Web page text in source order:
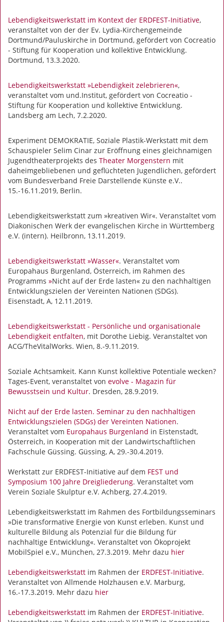
Lebendigkeitswerkstatt im Kontext der ERDFEST-Initiative,
veranstaltet von der der Ev. Lydia-Kirchengemeinde
Dortmund/Pauluskirche in Dortmund, gefördert von Cocreatio
- Stiftung für Kooperation und kollektive Entwicklung.
Dortmund, 13.3.2020.
Lebendigkeitswerkstatt »Lebendigkeit zelebrieren«,
veranstaltet vom und.Institut, gefördert von Cocreatio -
Stiftung für Kooperation und kollektive Entwicklung.
Landsberg am Lech, 7.2.2020.
Experiment DEMOKRATIE, Soziale Plastik-Werkstatt mit dem
Schauspieler Selim Cinar zur Eröffnung eines gleichnamigen
Jugendtheaterprojekts des Theater Morgenstern mit
daheimgebliebenen und geflüchteten Jugendlichen, gefördert
vom Bundesverband Freie Darstellende Künste e.V..
15.-16.11.2019, Berlin.
Lebendigkeitswerkstatt zum »kreativen Wir«. Veranstaltet vom
Diakonischen Werk der evangelischen Kirche in Württemberg
e.V. (intern). Heilbronn, 13.11.2019.
Lebendigkeitswerkstatt »Wasser«. Veranstaltet vom
Europahaus Burgenland, Österreich, im Rahmen des
Programms »Nicht auf der Erde lasten« zu den nachhaltigen
Entwicklungszielen der Vereinten Nationen (SDGs).
Eisenstadt, A, 12.11.2019.
Lebendigkeitswerkstatt - Persönliche und organisationale
Lebendigkeit entfalten, mit Dorothe Liebig. Veranstaltet von
ACG/TheVitalWorks. Wien, 8.-9.11.2019.
Soziale Achtsamkeit. Kann Kunst kollektive Potentiale wecken?
Tages-Event, veranstaltet von evolve - Magazin für
Bewusstsein und Kultur. Dresden, 28.9.2019.
Nicht auf der Erde lasten. Seminar zu den nachhaltigen
Entwicklungszielen (SDGs) der Vereinten Nationen.
Veranstaltet vom Europahaus Burgenland in Eistenstadt,
Österreich, in Kooperation mit der Landwirtschaftlichen
Fachschule Güssing. Güssing, A, 29.-30.4.2019.
Werkstatt zur ERDFEST-Initiative auf dem FEST und
Symposium 100 Jahre Dreigliederung. Veranstaltet vom
Verein Soziale Skulptur e.V. Achberg, 27.4.2019.
Lebendigkeitswerkstatt im Rahmen des Fortbildungsseminars
»Die transformative Energie von Kunst erleben. Kunst und
kulturelle Bildung als Potenzial für die Bildung für
nachhaltige Entwicklung«. Veranstaltet von Ökoprojekt
MobilSpiel e.V., München, 27.3.2019. Mehr dazu hier
Lebendigkeitswerkstatt im Rahmen der ERDFEST-Initiative.
Veranstaltet von Allmende Holzhausen e.V. Marburg,
16.-17.3.2019. Mehr dazu hier
Lebendigkeitswerkstatt im Rahmen der ERDFEST-Initiative.